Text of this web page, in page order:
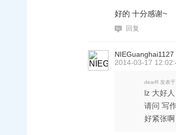
好的 十分感谢~
回复
NIEGuanghai1127
2014-03-17
dearR 发表
lz 大好人
请问 写
好紧张啊